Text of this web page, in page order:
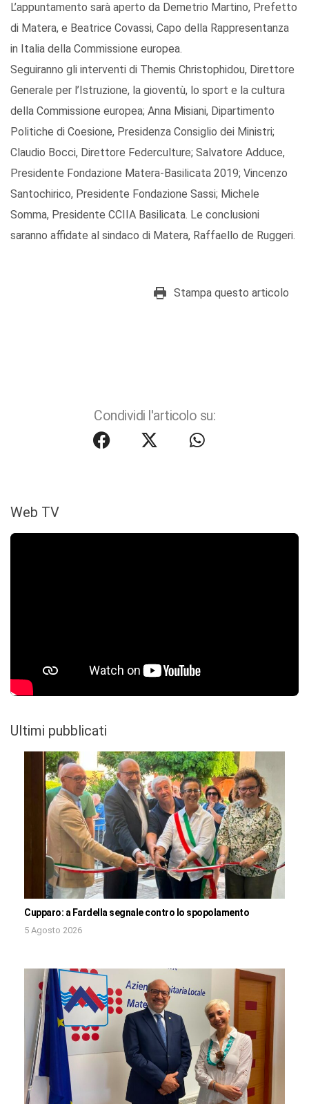
L’appuntamento sarà aperto da Demetrio Martino, Prefetto
di Matera, e Beatrice Covassi, Capo della Rappresentanza
in Italia della Commissione europea.
Seguiranno gli interventi di Themis Christophidou, Direttore
Generale per l’Istruzione, la gioventù, lo sport e la cultura
della Commissione europea; Anna Misiani, Dipartimento
Politiche di Coesione, Presidenza Consiglio dei Ministri;
Claudio Bocci, Direttore Federculture; Salvatore Adduce,
Presidente Fondazione Matera-Basilicata 2019; Vincenzo
Santochirico, Presidente Fondazione Sassi; Michele
Somma, Presidente CCIIA Basilicata. Le conclusioni
saranno affidate al sindaco di Matera, Raffaello de Ruggeri.
Stampa questo articolo
Condividi l'articolo su:
Web TV
Ultimi pubblicati
Cupparo: a Fardella segnale contro lo spopolamento
5 Agosto 2026